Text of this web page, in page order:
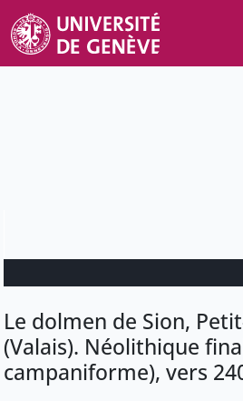
Le dolmen de Sion,
(Valais). Néolithique
campaniforme), vers